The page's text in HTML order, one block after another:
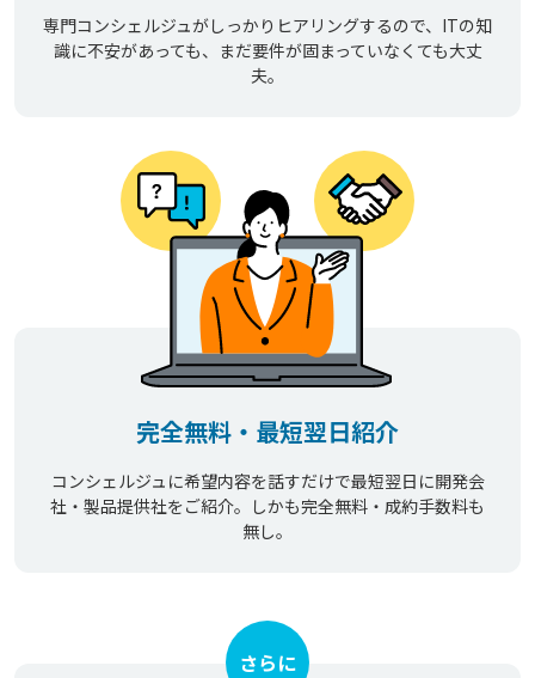
専門コンシェルジュがしっかりヒアリングするので、ITの知
識に不安があっても、まだ要件が固まっていなくても大丈
夫。
完全無料・最短翌日紹介
コンシェルジュに希望内容を話すだけで最短翌日に開発会
社・製品提供社をご紹介。しかも完全無料・成約手数料も
無し。
さらに